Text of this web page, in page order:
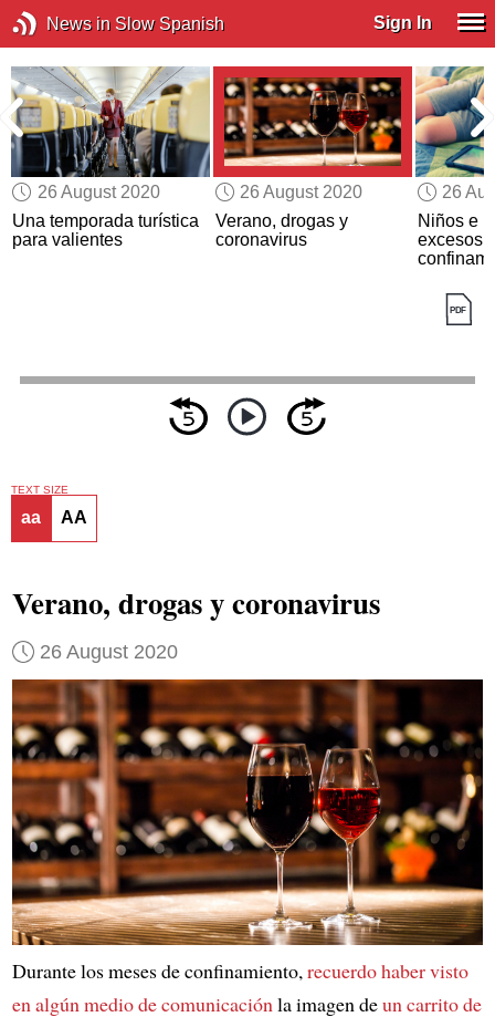
News in Slow Spanish Sign In
26 August 2020
Una temporada turística
para valientes
26 August 2020
Verano, drogas y
coronavirus
26
Niños e
excesos
TEXT SIZE
aa AA
Verano, drogas y coronavirus
26 August 2020
Durante los meses de confinamiento,recuerdo haber visto
en algún medio de comunicaciónla imagen deun carrito de